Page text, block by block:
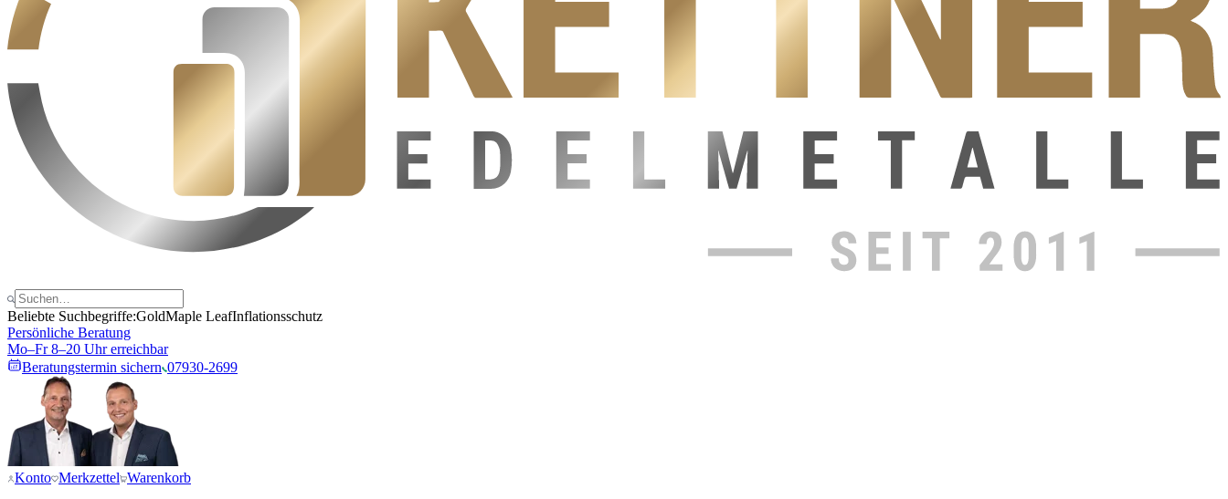
Beliebte Suchbegriffe:GoldMaple LeafInflationsschutz
Persönliche Beratung
Mo–Fr 8–20 Uhr erreichbar
Beratungstermin sichern 07930-2699
Konto Merkzettel Warenkorb